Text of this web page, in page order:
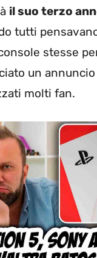
il suo terzo
tutti
stesse
un
molti fan.